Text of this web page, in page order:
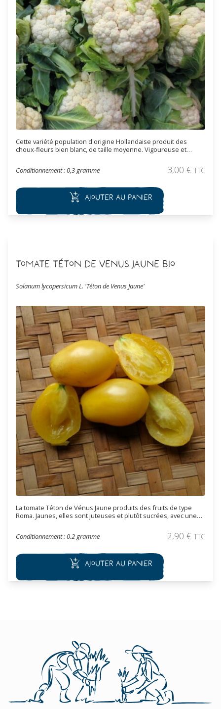
Cette variété population d'origine Hollandaise produit des
choux-fleurs bien blanc, de taille moyenne. Vigoureuse et
130 jours après plantation). Elle se conserve très bien après
récolte surtout si on lui laisse quelques feuilles à la base.
Conditionnement : 0,3 gramme 3,00 € TTC
Ajouter au panier
Tomate Téton de Venus Jaune Bio
Solanum lycopersicum L. 'Téton de Venus Jaune'
La tomate Téton de Vénus Jaune produits des fruits de type
Roma. Jaunes, elles sont juteuses et plutôt sucrées, avec une
Conditionnement : 0.2 gramme
2,90 € TTC
Ajouter au panier